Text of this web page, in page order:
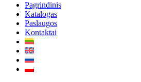
Pagrindinis
Katalogas
Paslaugos
Kontaktai